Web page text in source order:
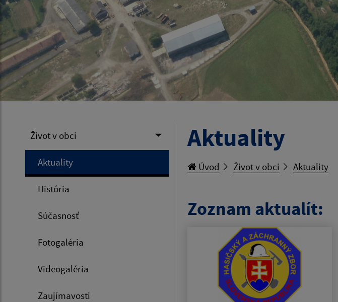
Život v obci
Aktuality
História
Súčasnosť
Fotogaléria
Videogaléria
Zaujímavosti
Aktuality
Úvod Život v obci Aktuality
Zoznam aktualít: